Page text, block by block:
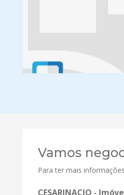
Vamos
Para ter mais
CESARINACIO -